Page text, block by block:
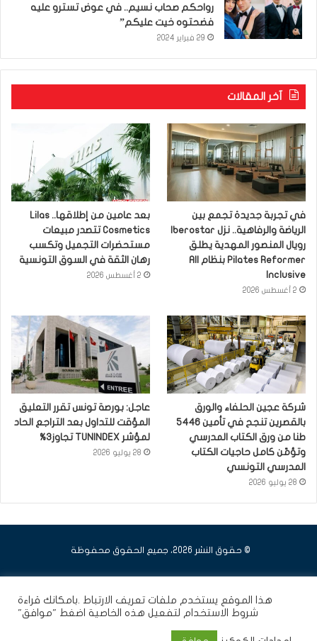
رواحكم صحاب نسيم.. في عوض تسترو عليه
فضحتوه خيت عليكم”
29 فبراير 2024
آخر المقالات
في تجربة جديدة تجمع بين
رويال المنصور المهدية يطلق
Pilates Reformer بنظام All
Inclusive
2 أغسطس 2026
بعد عامين من إطلاقها.. Lilas
Cosmetics تتصدر مبيعات
مستحضرات التجميل وتكسب
رهان الثقة في السوق التونسية
2 أغسطس 2026
شركة عجين الحلفاء والورق
بالقصرين تنجح في تأمين 5446
طنا من ورق الكتاب المدرسي
وتؤمّن كامل حاجيات الكتاب
المدرسي التونسي
28 يوليو 2026
عاجل: بورصة تونس تقرر التعليق
المؤقت للتداول بعد التراجع الحاد
لمؤشر TUNINDEX تجاوز3%
28 يوليو 2026
© حقوق النشر 2026، جميع الحقوق محفوظة
هذا الموقع يستخدم ملفات تعريف الارتباط .بامكانك قراءة
شروط الاستخدام لتفعيل هذه الخاصية اضغط "موافق"